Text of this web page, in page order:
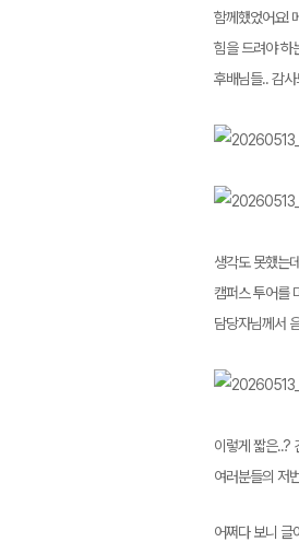
함께했었어요!
힘을 드려야 하
후배님들.. 감
생각도 못했는
캠퍼스 투어를
담당자님께서
이렇게 짧은..?
여러분들의 저
어쩌다 보니 글